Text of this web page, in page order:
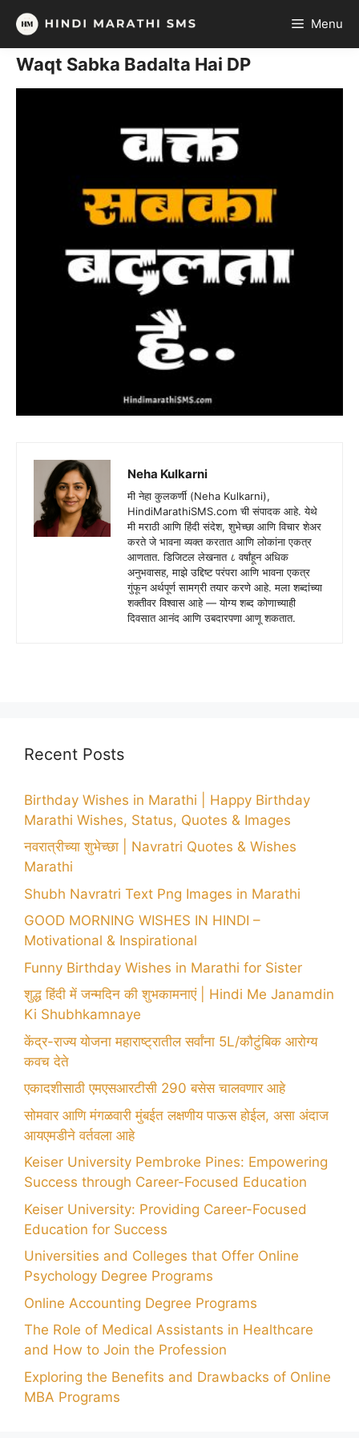
Skip
content
Menu
Waqt Sabka Badalta Hai DP
Neha Kulkarni
मी नेहा कुलकर्णी (Neha Kulkarni),
HindiMarathiSMS.com ची संपादक आहे. येथे
मी मराठी आणि हिंदी संदेश, शुभेच्छा आणि विचार शेअर
करते जे भावना व्यक्त करतात आणि लोकांना एकत्र
आणतात. डिजिटल लेखनात ८ वर्षांहून अधिक
अनुभवासह, माझे उद्दिष्ट परंपरा आणि भावना एकत्र
गुंफून अर्थपूर्ण सामग्री तयार करणे आहे. मला शब्दांच्या
शक्तीवर विश्वास आहे — योग्य शब्द कोणाच्याही
दिवसात आनंद आणि उबदारपणा आणू शकतात.
Recent Posts
Birthday Wishes in Marathi | Happy Birthday
Marathi Wishes, Status, Quotes & Images
नवरात्रीच्या शुभेच्छा | Navratri Quotes & Wishes
Marathi
Shubh Navratri Text Png Images in Marathi
GOOD MORNING WISHES IN HINDI –
Motivational & Inspirational
Funny Birthday Wishes in Marathi for Sister
शुद्ध हिंदी में जन्मदिन की शुभकामनाएं | Hindi Me Janamdin
Ki Shubhkamnaye
केंद्र-राज्य योजना महाराष्ट्रातील सर्वांना 5L/कौटुंबिक आरोग्य
कवच देते
एकादशीसाठी एमएसआरटीसी 290 बसेस चालवणार आहे
सोमवार आणि मंगळवारी मुंबईत लक्षणीय पाऊस होईल, असा अंदाज
आयएमडीने वर्तवला आहे
Keiser University Pembroke Pines: Empowering
Success through Career-Focused Education
Keiser University: Providing Career-Focused
Education for Success
Universities and Colleges that Offer Online
Psychology Degree Programs
Online Accounting Degree Programs
The Role of Medical Assistants in Healthcare
and How to Join the Profession
Exploring the Benefits and Drawbacks of Online
MBA Programs